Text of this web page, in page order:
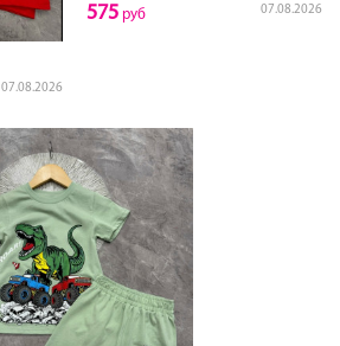
07.08.2026
07.08.2026
575 руб